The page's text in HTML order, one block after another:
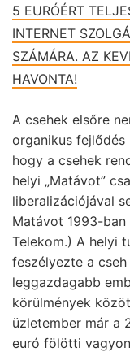
5 EURÓÉRT
INTERNET
SZÁMÁRA. AZ
HAVONTA!
A csehek elsőre
organikus fejlődés
hogy a csehek
helyi „Matávot”
liberalizációjával
Matávot 1993-
Telekom.) A helyi
feszélyezte a
leggazdagabb
körülmények
üzletember már a
euró fölötti